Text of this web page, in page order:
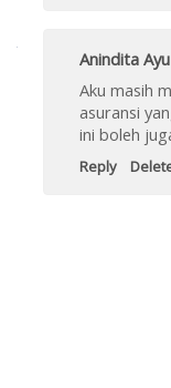
Anindita Ayu
Aku masih
asuransi
ini boleh
Reply